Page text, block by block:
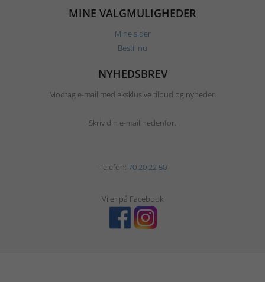
MINE VALGMULIGHEDER
Mine sider
Bestil nu
NYHEDSBREV
Modtag e-mail med eksklusive tilbud og nyheder.
Skriv din e-mail nedenfor.
Telefon: 70 20 22 50
Vi er på Facebook